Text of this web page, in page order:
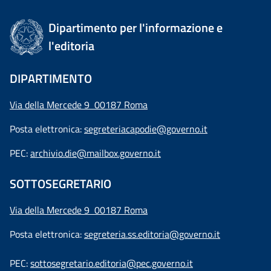
Dipartimento per l'informazione e
l'editoria
DIPARTIMENTO
Via della Mercede 9 00187 Roma
Posta elettronica:segreteriacapodie@governo.it
PEC:archivio.die@mailbox.governo.it
SOTTOSEGRETARIO
Via della Mercede 9 00187 Roma
Posta elettronica:segreteria.ss.editoria@governo.it
PEC:sottosegretario.editoria@pec.governo.it